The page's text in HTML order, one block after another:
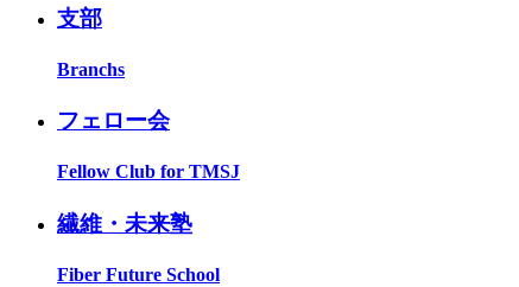
支部
Branchs
フェロー会
Fellow Club for TMSJ
繊維・未来塾
Fiber Future School